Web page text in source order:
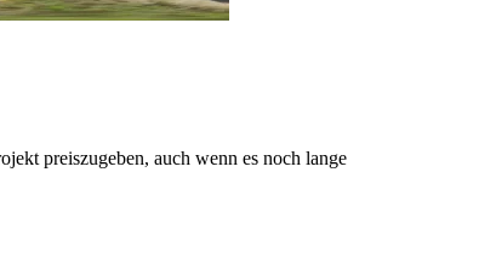
preiszugeben, auch wenn es noch lange